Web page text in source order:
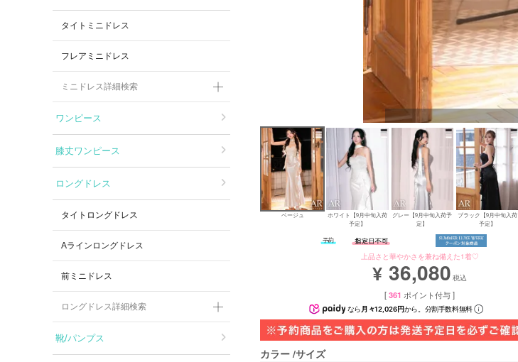
タイトミニドレス
フレアミニドレス
ミニドレス詳細検索
ワンピース
膝丈ワンピース
ロングドレス
タイトロングドレス
Aラインロングドレス
前ミニドレス
ロングドレス詳細検索
靴/パンプス
ベージュ
ホワイト【9月中旬入荷
予定】
グレー【9月中旬入荷予
定】
ブラック【9月中旬入荷
予定】
上品さと華やかさを兼ね備えた1着♡
¥ 36,080 税込
[361 ポイント付与 ]
なら 月々12,026円から。分割手数料無料
カラー サイズ